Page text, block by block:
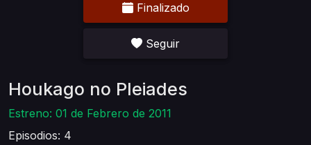
Finalizado
Seguir
Houkago no Pleiades
Estreno: 01 de Febrero de 2011
Episodios: 4